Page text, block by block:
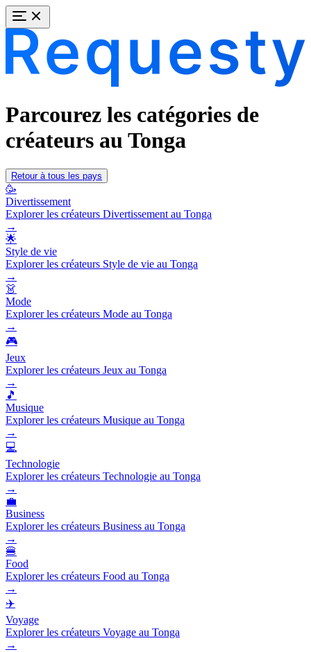
Parcourez les catégories de
créateurs au Tonga
Retour à tous les pays
🥳
Divertissement
Explorer les créateurs Divertissement au Tonga
→
🌟
Style de vie
Explorer les créateurs Style de vie au Tonga
→
👗
Mode
Explorer les créateurs Mode au Tonga
→
🎮
Jeux
Explorer les créateurs Jeux au Tonga
→
🎵
Musique
Explorer les créateurs Musique au Tonga
→
💻
Technologie
Explorer les créateurs Technologie au Tonga
→
💼
Business
Explorer les créateurs Business au Tonga
→
🍔
Food
Explorer les créateurs Food au Tonga
→
✈️
Voyage
Explorer les créateurs Voyage au Tonga
→